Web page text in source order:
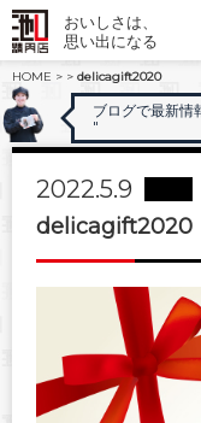
おいしさは、
思い出になる
HOME > > delicagift2020
ブログで最新情
"
2022.5.9
delicagift2020